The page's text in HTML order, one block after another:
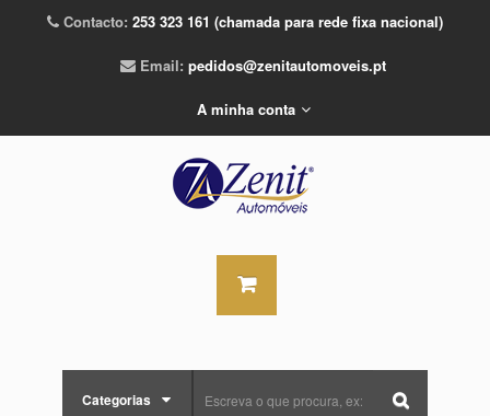
Contacto: 253 323 161 (chamada para rede fixa nacional)
Email: pedidos@zenitautomoveis.pt
A minha conta
Categorias